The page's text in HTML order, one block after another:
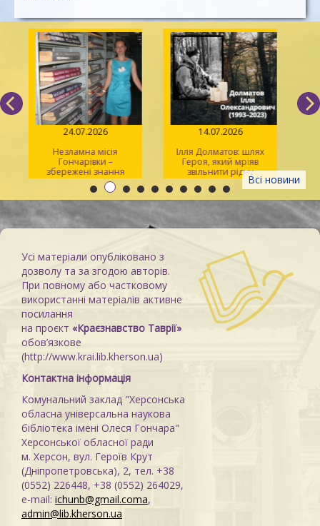
Всі новини
24.07.2026
Незламна місія
Гончарівки –
збережені знання
14.07.2026
Ілля Долматов: шлях
Героя, який мріяв
звільнити рідну
Каховку
Усі матеріали опубліковано з
дозволу та за згодою авторів.
При повному або частковому
використанні матеріалів активне
посилання
на проєкт «Краєзнавство Таврії»
обов’язкове
(http://www.krai.lib.kherson.ua)
Контактна інформація
Комунальний заклад "Херсонська
обласна універсальна наукова
бібліотека імені Олеся Гончара"
Херсонської обласної ради
м. Херсон, вул. Героїв Крут
(Дніпропетровська), 2, тел. +38
(0552) 226448, +38 (0552) 264029,
e-mail: ichunb@gmail.coma,
admin@lib.kherson.ua